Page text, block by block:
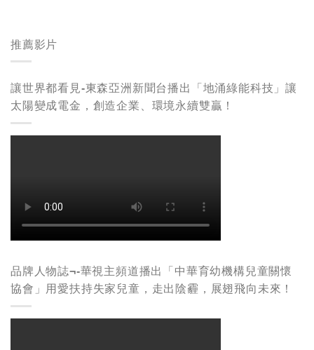
推薦影片
讓世界都看見-東森亞洲新聞台播出「地涌綠能科技」讓
太陽變成電金，創造企業、環境永續雙贏！
品牌人物誌¬-華視主頻道播出「中華育幼機構兒童關懷
協會」用愛扶持失家兒童，走出陰霾，展翅飛向未來！